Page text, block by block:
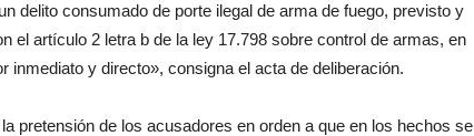
delito consumado de porte ilegal de arma de fuego, previsto y
el artículo 2 letra b de la ley 17.798 sobre control de armas, en
inmediato y directo», consigna el acta de deliberación.
pretensión de los acusadores en orden a que en los hechos se